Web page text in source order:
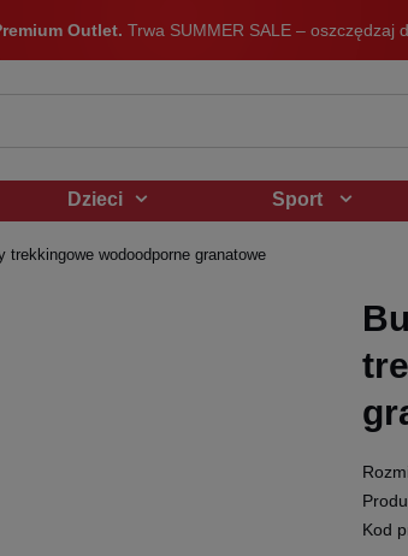
Outlet. Trwa SUMMER SALE – oszczędzaj
Dzieci Sport
trekkingowe wodoodporne granatowe
Kod